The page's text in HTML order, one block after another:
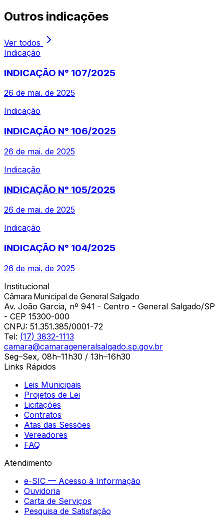
Outros indicações
Ver todos
Indicação
INDICAÇÃO N° 107/2025
26 de mai. de 2025
Indicação
INDICAÇÃO N° 106/2025
26 de mai. de 2025
Indicação
INDICAÇÃO N° 105/2025
26 de mai. de 2025
Indicação
INDICAÇÃO N° 104/2025
26 de mai. de 2025
Institucional
Câmara Municipal de General Salgado
Av. João Garcia, nº 941 - Centro - General Salgado/SP
- CEP 15300-000
CNPJ: 51.351.385/0001-72
Tel: (17) 3832-1113
camara@camarageneralsalgado.sp.gov.br
Seg–Sex, 08h–11h30 / 13h–16h30
Links Rápidos
Leis Municipais
Projetos de Lei
Licitações
Contratos
Atas das Sessões
Vereadores
FAQ
Atendimento
e-SIC — Acesso à Informação
Ouvidoria
Carta de Serviços
Pesquisa de Satisfação